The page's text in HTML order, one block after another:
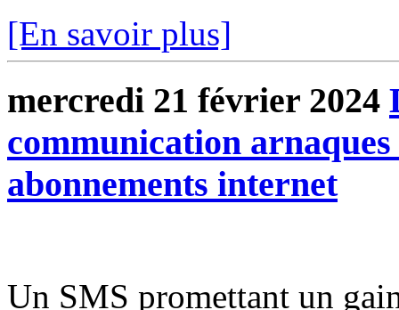
[En savoir plus]
mercredi 21 février 2024
communication
abonnements internet
Un SMS promettant un